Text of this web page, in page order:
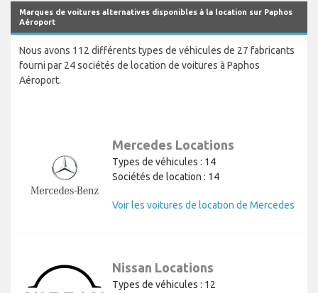
Marques de voitures alternatives disponibles à la location sur Paphos
Aéroport
Nous avons 112 différents types de véhicules de 27 fabricants
fourni par 24 sociétés de location de voitures à Paphos
Aéroport.
Mercedes Locations
Types de véhicules : 14
Sociétés de location : 14
Voir les voitures de location de Mercedes
Nissan Locations
Types de véhicules : 12